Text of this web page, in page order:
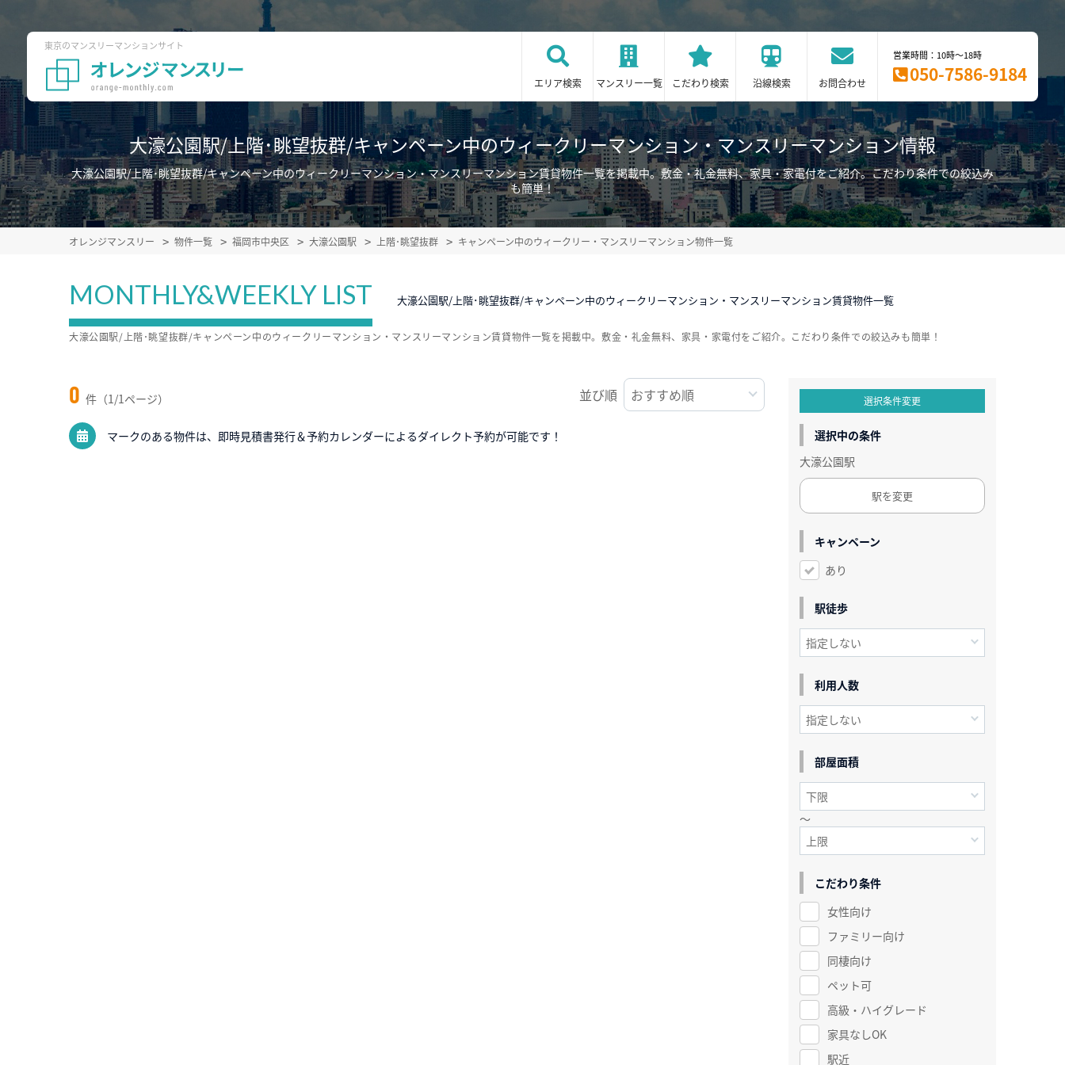
東京のマンスリーマンションサイト
エリア検索 マンスリー一覧 こだわり検索 沿線検索 お問合わせ
営業時間：10時～18時
050-7586-9184
大濠公園駅/上階･眺望抜群/キャンペーン中のウィークリーマンション・マンスリーマンション情報
大濠公園駅/上階･眺望抜群/キャンペーン中のウィークリーマンション・マンスリーマンション賃貸物件一覧を掲載中。敷金・礼金無料、家具・家電付をご紹介。こだわり条件での絞込み
も簡単！
オレンジマンスリー 物件一覧 福岡市中央区 大濠公園駅 上階･眺望抜群 キャンペーン中のウィークリー・マンスリーマンション物件一覧
MONTHLY&WEEKLY LIST 大濠公園駅/上階･眺望抜群/キャンペーン中のウィークリーマンション・マンスリーマンション賃貸物件一覧
0 件（1/1ページ） 並び順
マークのある物件は、即時見積書発行＆予約カレンダーによるダイレクト予約が可能です！
大濠公園駅/上階･眺望抜群/キャンペーン中のウィークリーマンション・マンスリーマンション賃貸物件一覧を掲載中。敷金・礼金無料、家具・家電付をご紹介。こだわり条件での絞込みも簡単！
選択条件変更
選択中の条件
大濠公園駅
駅を変更
キャンペーン
あり
駅徒歩
利用人数
部屋面積
～
こだわり条件
女性向け
ファミリー向け
同棲向け
ペット可
高級・ハイグレード
家具なしOK
駅近